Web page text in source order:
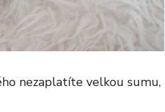
nezaplatíte velkou sumu,